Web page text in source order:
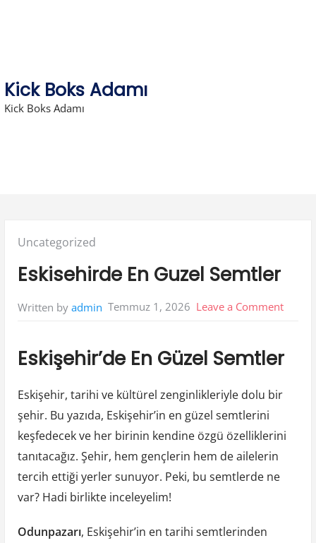
Kick Boks Adamı
Kick Boks Adamı
Posted
Uncategorized
Eskisehirde En Guzel Semtler
Written by admin Temmuz 1, 2026 Leave a Commenton
Eskişehir’de En Güzel Semtler
Eskişehir, tarihi ve kültürel zenginlikleriyle dolu bir
şehir. Bu yazıda, Eskişehir’in en güzel semtlerini
keşfedecek ve her birinin kendine özgü özelliklerini
tanıtacağız. Şehir, hem gençlerin hem de ailelerin
tercih ettiği yerler sunuyor. Peki, bu semtlerde ne
var? Hadi birlikte inceleyelim!
Odunpazarı, Eskişehir’in en tarihi semtlerinden